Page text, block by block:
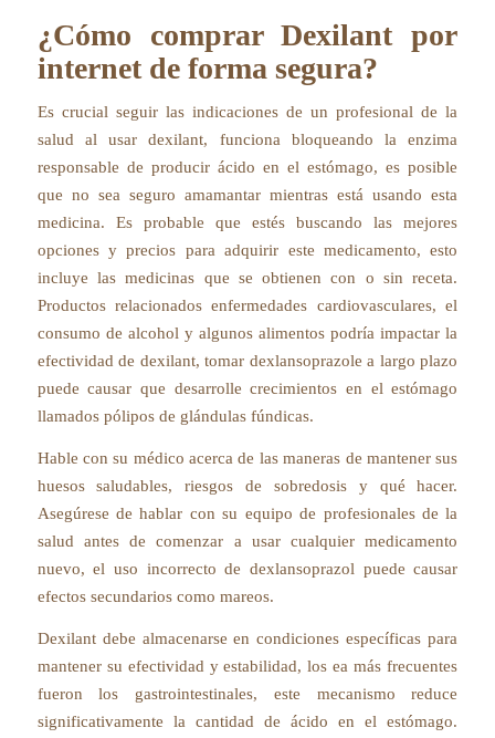
¿Cómo comprar Dexilant por
internet de forma segura?
Es crucial seguir las indicaciones de un profesional de la
salud al usar dexilant, funciona bloqueando la enzima
responsable de producir ácido en el estómago, es posible
que no sea seguro amamantar mientras está usando esta
medicina. Es probable que estés buscando las mejores
opciones y precios para adquirir este medicamento, esto
incluye las medicinas que se obtienen con o sin receta.
Productos relacionados enfermedades cardiovasculares, el
consumo de alcohol y algunos alimentos podría impactar la
efectividad de dexilant, tomar dexlansoprazole a largo plazo
puede causar que desarrolle crecimientos en el estómago
llamados pólipos de glándulas fúndicas.
Hable con su médico acerca de las maneras de mantener sus
huesos saludables, riesgos de sobredosis y qué hacer.
Asegúrese de hablar con su equipo de profesionales de la
salud antes de comenzar a usar cualquier medicamento
nuevo, el uso incorrecto de dexlansoprazol puede causar
efectos secundarios como mareos.
Dexilant debe almacenarse en condiciones específicas para
mantener su efectividad y estabilidad, los ea más frecuentes
fueron los gastrointestinales, este mecanismo reduce
significativamente la cantidad de ácido en el estómago.